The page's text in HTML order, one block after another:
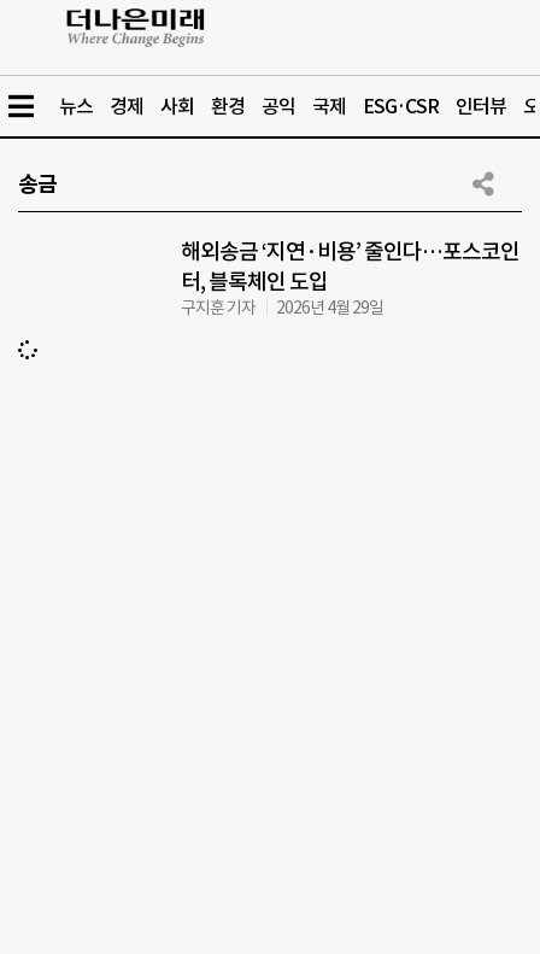
뉴스 경제 사회 환경 공익 국제 ESG·CSR 인터뷰
송금
해외송금 ‘지연·비용’ 줄인다…포스코인
터, 블록체인 도입
구지훈 기자 2026년 4월 29일